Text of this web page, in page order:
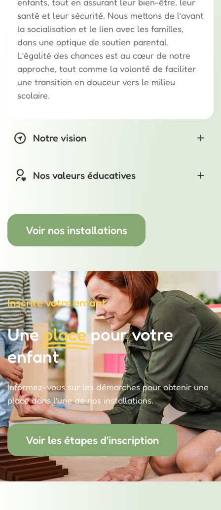
enfants, tout en assurant leur bien-être, leur
santé et leur sécurité. Nous mettons de l’avant
la socialisation et le lien avec les familles,
dans une optique de soutien parental.
L’égalité des chances est au cœur de notre
approche, tout comme la volonté de faciliter
une transition en douceur vers le milieu
scolaire.
Notre vision
Nos valeurs éducatives
Voir nos installations
Inscrire votre enfant
Une place pour votre
enfant
Informez-vous sur les démarches pour obtenir une
place dans l’une de nos installations.
Voir les étapes d'inscription